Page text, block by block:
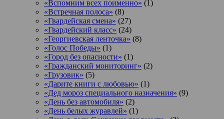
«Вспомним всех поименно» (1)
«Встречная полоса» (8)
«Гвардейская смена» (27)
«Гвардейский класс» (24)
«Георгиевская ленточка» (8)
«Голос Победы» (1)
«Город без опасности» (1)
«Гражданский мониторинг» (2)
«Грузовик» (5)
«Дарите книги с любовью» (1)
«Дед мороз специального назначения» (9)
«День без автомобиля» (2)
«День белых журавлей» (1)